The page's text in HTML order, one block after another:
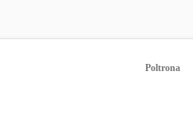
Poltrona